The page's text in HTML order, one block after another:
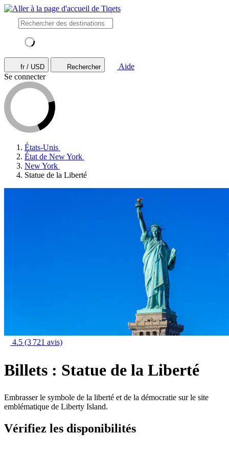
fr / USD Rechercher
Aide
Se connecter
États-Unis
État de New York
New York
Statue de la Liberté
4.5 (3 721 avis)
Billets : Statue de la Liberté
Embrasser le symbole de la liberté et de la démocratie sur le site
emblématique de Liberty Island.
Vérifiez les disponibilités